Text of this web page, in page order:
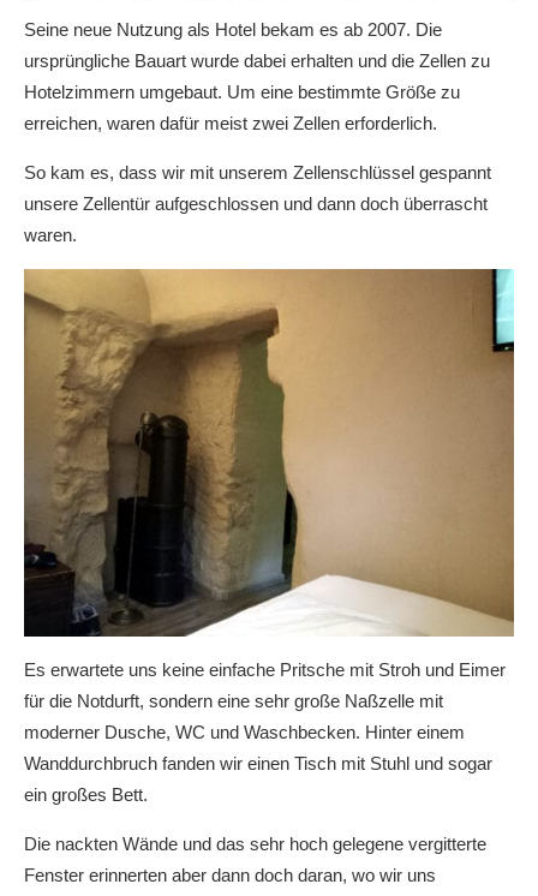
Seine neue Nutzung als Hotel bekam es ab 2007. Die
ursprüngliche Bauart wurde dabei erhalten und die Zellen zu
Hotelzimmern umgebaut. Um eine bestimmte Größe zu
erreichen, waren dafür meist zwei Zellen erforderlich.
So kam es, dass wir mit unserem Zellenschlüssel gespannt
unsere Zellentür aufgeschlossen und dann doch überrascht
waren.
Es erwartete uns keine einfache Pritsche mit Stroh und Eimer
für die Notdurft, sondern eine sehr große Naßzelle mit
moderner Dusche, WC und Waschbecken. Hinter einem
Wanddurchbruch fanden wir einen Tisch mit Stuhl und sogar
ein großes Bett.
Die nackten Wände und das sehr hoch gelegene vergitterte
Fenster erinnerten aber dann doch daran, wo wir uns